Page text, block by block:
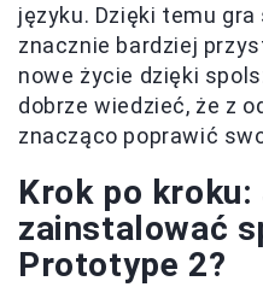
języku. Dzięki temu gra
znacznie bardziej
nowe życie dzięki
dobrze wiedzieć, że z
znacząco poprawić
Krok po kroku:
zainstalować
Prototype 2?